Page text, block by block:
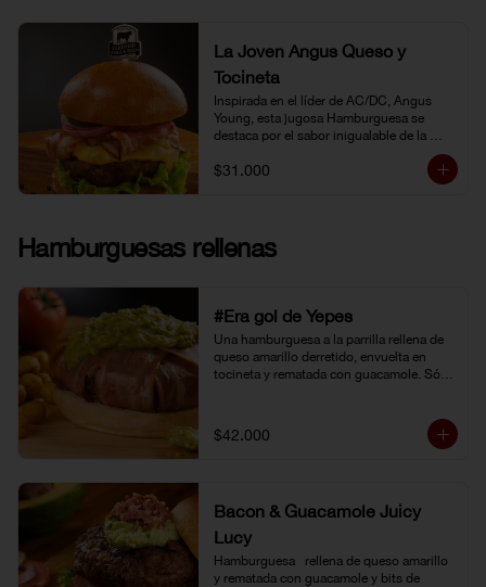
La Joven Angus Queso y
Tocineta
Inspirada en el líder de AC/DC, Angus
Young, esta jugosa Hamburguesa se
destaca por el sabor inigualable de la
$31.000
Hamburguesas rellenas
#Era gol de Yepes
Una hamburguesa a la parrilla rellena de
queso amarillo derretido, envuelta en
tocineta y rematada con guacamole. Sólo
porque definitivamente…
#EraGolDeYepes!
$42.000
Bacon & Guacamole Juicy
Lucy
Hamburguesa   rellena de queso amarillo
y rematada con guacamole y bits de